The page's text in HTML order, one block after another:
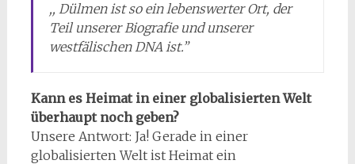
,, Dülmen ist so ein lebenswerter Ort, der
Teil unserer Biografie und unserer
westfälischen DNA ist.”
Kann es Heimat in einer globalisierten Welt
überhaupt noch geben?
Unsere Antwort: Ja! Gerade in einer
globalisierten Welt ist Heimat ein